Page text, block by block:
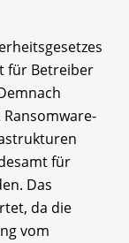
für Betreiber
für
Das
da die
vom